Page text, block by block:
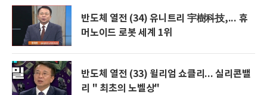
반도체 열전 (34) 유니트리 宇樹科技,... 휴
머노이드 로봇 세계 1위
반도체 열전 (33) 윌리엄 쇼클리... 실리콘밸
리 " 최초의 노벨상"